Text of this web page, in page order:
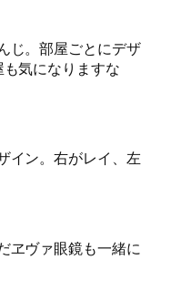
じ。部屋ごとにデザ
気になりますな
イン。右がレイ、左
ヱヴァ眼鏡も一緒に